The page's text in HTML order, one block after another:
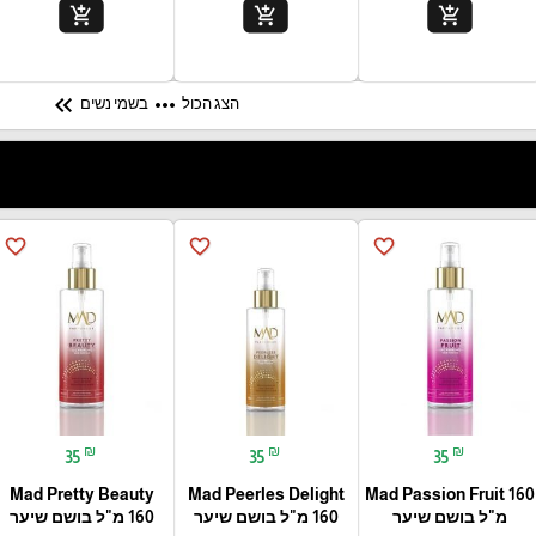
add_shopping_cart
add_shopping_cart
add_shopping_cart
הצג הכול more_horiz בשמי נשים keyboard_double_arrow_left
favorite_border
35 ₪
Mad Passion Fruit 160
מ"ל בושם שיער
favorite_border
35 ₪
Mad Peerles Delight
160 מ"ל בושם שיער
favorite_border
35 ₪
Mad Pretty Beauty
160 מ"ל בושם שיער